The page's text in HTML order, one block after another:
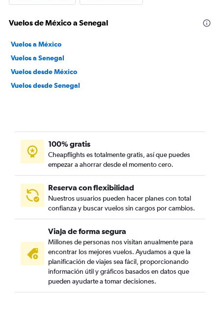
Vuelos de México a Senegal
Vuelos a México
Vuelos a Senegal
Vuelos desde México
Vuelos desde Senegal
100% gratis
Cheapflights es totalmente gratis, así que puedes
empezar a ahorrar desde el momento cero.
Reserva con flexibilidad
Nuestros usuarios pueden hacer planes con total
confianza y buscar vuelos sin cargos por cambios.
Viaja de forma segura
Millones de personas nos visitan anualmente para
encontrar los mejores vuelos. Ayudamos a que la
planificación de viajes sea fácil, proporcionando
información útil y gráficos basados en datos que
pueden ayudarte a tomar decisiones.